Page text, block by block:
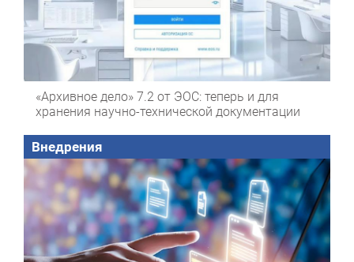
«Архивное дело» 7.2 от ЭОС: теперь и для
хранения научно-технической документации
Внедрения